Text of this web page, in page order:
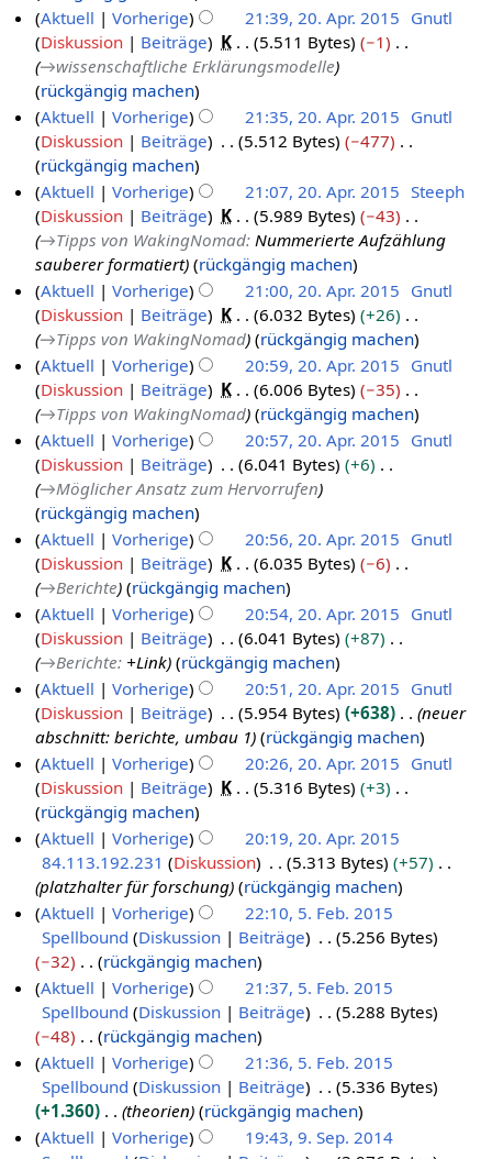
r
b
e
i
t
u
n
g
s
z
u
s
a
m
m
e
n
f
a
s
s
u
n
g
Aktuell
Vorherige 21:39, 20. Apr. 2015 Gnutl
Diskussion
Beiträge K 5.511 Bytes
−1
→wissenschaftliche Erklärungsmodelle
rückgängig machen
Aktuell
Vorherige 21:35, 20. Apr. 2015 Gnutl
Diskussion
Beiträge 5.512 Bytes
−477
K
e
i
n
e
B
e
a
r
b
e
i
t
u
n
g
s
z
u
s
a
m
m
e
n
f
a
s
s
u
n
g
rückgängig machen
Aktuell
Vorherige 21:07, 20. Apr. 2015 Steeph
Diskussion
Beiträge K 5.989 Bytes
−43
→Tipps von WakingNomad: Nummerierte Aufzählung
sauberer formatiert
rückgängig machen
Aktuell
Vorherige 21:00, 20. Apr. 2015 Gnutl
Diskussion
Beiträge K 6.032 Bytes
+26
→Tipps von WakingNomad
rückgängig machen
Aktuell
Vorherige 20:59, 20. Apr. 2015 Gnutl
Diskussion
Beiträge K 6.006 Bytes
−35
→Tipps von WakingNomad
rückgängig machen
Aktuell
Vorherige 20:57, 20. Apr. 2015 Gnutl
Diskussion
Beiträge 6.041 Bytes
+6
→Möglicher Ansatz zum Hervorrufen
rückgängig machen
Aktuell
Vorherige 20:56, 20. Apr. 2015 Gnutl
Diskussion
Beiträge K 6.035 Bytes
−6
→Berichte
rückgängig machen
Aktuell
Vorherige 20:54, 20. Apr. 2015 Gnutl
Diskussion
Beiträge 6.041 Bytes
+87
→Berichte: +Link
rückgängig machen
Aktuell
Vorherige 20:51, 20. Apr. 2015 Gnutl
Diskussion
Beiträge 5.954 Bytes +638
neuer
abschnitt: berichte, umbau 1
rückgängig machen
Aktuell
Vorherige 20:26, 20. Apr. 2015 Gnutl
Diskussion
Beiträge K 5.316 Bytes
+3
K
e
n
e
B
e
a
r
b
e
i
t
u
n
rückgängig machen
Aktuell
Vorherige
20:19, 20. Apr. 2015
84.113.192.231
Diskussion 5.313 Bytes
+57
platzhalter für forschung
rückgängig machen
F
Aktuell Vorherige
22:10, 5. Feb. 2015
Spellbound Diskussion Beiträge
5.256 Bytes
−32
K
e
i
n
e
B
e
a
rückgängig machen
Aktuell
Vorherige
21:37, 5. Feb. 2015
Spellbound Diskussion Beiträge
5.288 Bytes
−48
K
e
i
n
rückgängig machen
Aktuell
Vorherige
21:36, 5. Feb. 2015
Spellbound Diskussion Beiträge
5.336 Bytes
+1.360
theorien rückgängig machen
Aktuell Vorherige
19:43, 9. Sep. 2014